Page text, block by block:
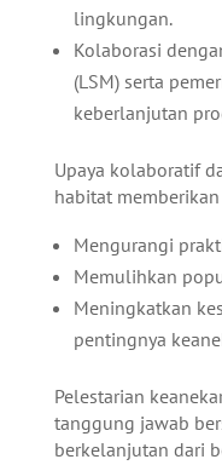
lingkungan.
Kolaborasi
(LSM) serta
keberlanjutan
Upaya kolaboratif
habitat
Mengurangi
Memulihkan
Meningkatkan
pentingnya
Pelestarian
tanggung jawab
berkelanjutan dari